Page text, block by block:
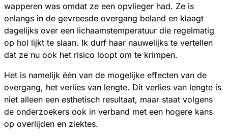
wapperen was omdat ze een opvlieger had. Ze is
onlangs in de gevreesde overgang beland en klaagt
dagelijks over een lichaamstemperatuur die regelmatig
op hol lijkt te slaan. Ik durf haar nauwelijks te vertellen
dat ze nu ook het risico loopt om te krimpen.
Het is namelijk één van de mogelijke effecten van de
overgang, het verlies van lengte. Dit verlies van lengte is
niet alleen een esthetisch resultaat, maar staat volgens
de onderzoekers ook in verband met een hogere kans
op overlijden en ziektes.